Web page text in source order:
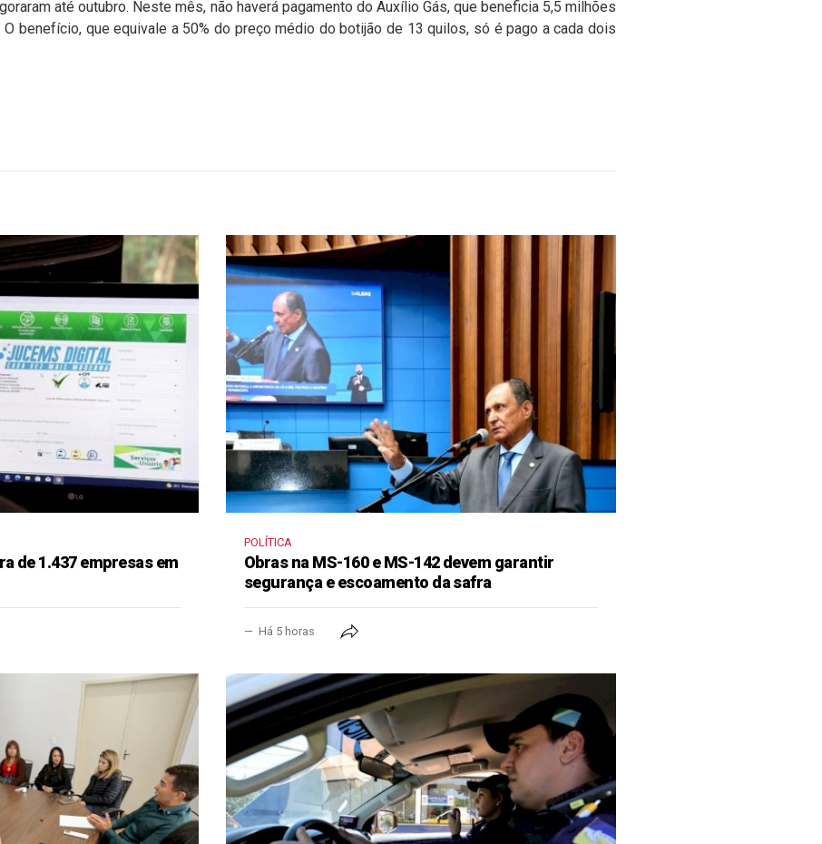
até outubro. Neste mês, não haverá pagamento do Auxílio Gás, que beneficia 5,5 milhões
benefício, que equivale a 50% do preço médio do botijão de 13 quilos, só é pago a cada dois
de 1.437 empresas em
POLÍTICA
Obras na MS-160 e MS-142 devem garantir
segurança e escoamento da safra
Há 5 horas